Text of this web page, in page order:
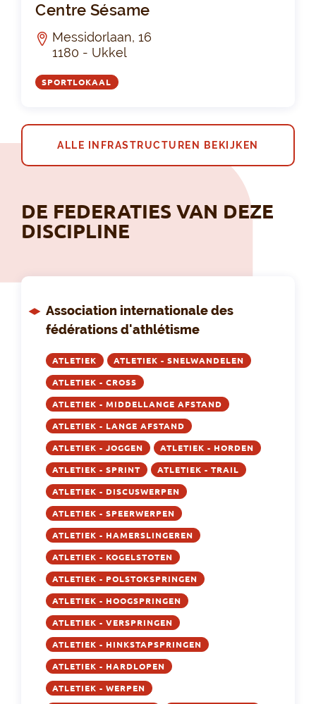
Centre Sésame
Messidorlaan, 16
1180 - Ukkel
SPORTLOKAAL
ALLE INFRASTRUCTUREN BEKIJKEN
DE FEDERATIES VAN DEZE
DISCIPLINE
Association internationale des
fédérations d'athlétisme
ATLETIEK ATLETIEK - SNELWANDELEN
ATLETIEK - CROSS
ATLETIEK - MIDDELLANGE AFSTAND
ATLETIEK - LANGE AFSTAND
ATLETIEK - JOGGEN ATLETIEK - HORDEN
ATLETIEK - SPRINT ATLETIEK - TRAIL
ATLETIEK - DISCUSWERPEN
ATLETIEK - SPEERWERPEN
ATLETIEK - HAMERSLINGEREN
ATLETIEK - KOGELSTOTEN
ATLETIEK - POLSTOKSPRINGEN
ATLETIEK - HOOGSPRINGEN
ATLETIEK - VERSPRINGEN
ATLETIEK - HINKSTAPSPRINGEN
ATLETIEK - HARDLOPEN
ATLETIEK - WERPEN